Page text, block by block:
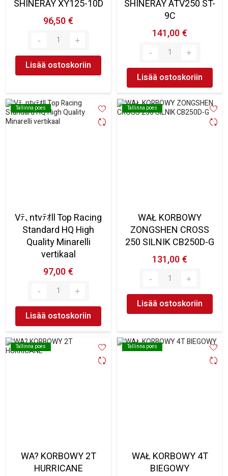
SHINERAY XY125-10D
96,50 €
Lisää ostoskoriin
SHINERAY ATV250 ST-
9C
141,00 €
Lisää ostoskoriin
Tallinna poes
Tallinna poes
Vﾃ､ntvﾃｵll Top Racing
Standard HQ High
Quality Minarelli
vertikaal
97,00 €
Lisää ostoskoriin
Tallinna poes
Tallinna poes
WAŁ KORBOWY
ZONGSHEN CROSS
250 SILNIK CB250D-G
131,00 €
Lisää ostoskoriin
Tallinna poes
Tallinna poes
WA? KORBOWY 2T
HURRICANE
Tallinna poes
Tallinna poes
WAŁ KORBOWY 4T
BIEGOWY